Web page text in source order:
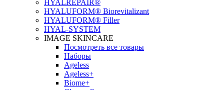
НYALREPAIR®
HYALUFORM® Biorevitalizant
HYALUFORM® Filler
HYAL-SYSTEM
IMAGE SKINCARE
Посмотреть все товары
Наборы
Ageless
Ageless+
Biome+